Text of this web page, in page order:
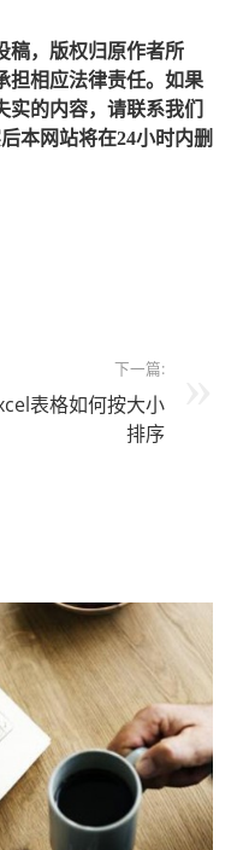
稿，版权归原作者所
担相应法律责任。如果
的内容，请联系我们
本网站将在24小时内删
下一篇:
表格如何按大小
排序